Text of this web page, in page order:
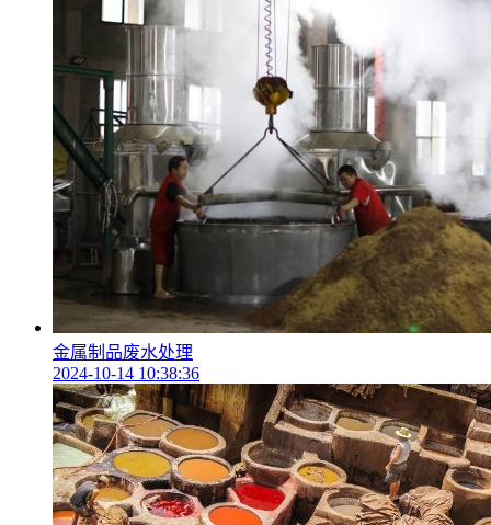
金属制品废水处理
2024-10-14 10:38:36